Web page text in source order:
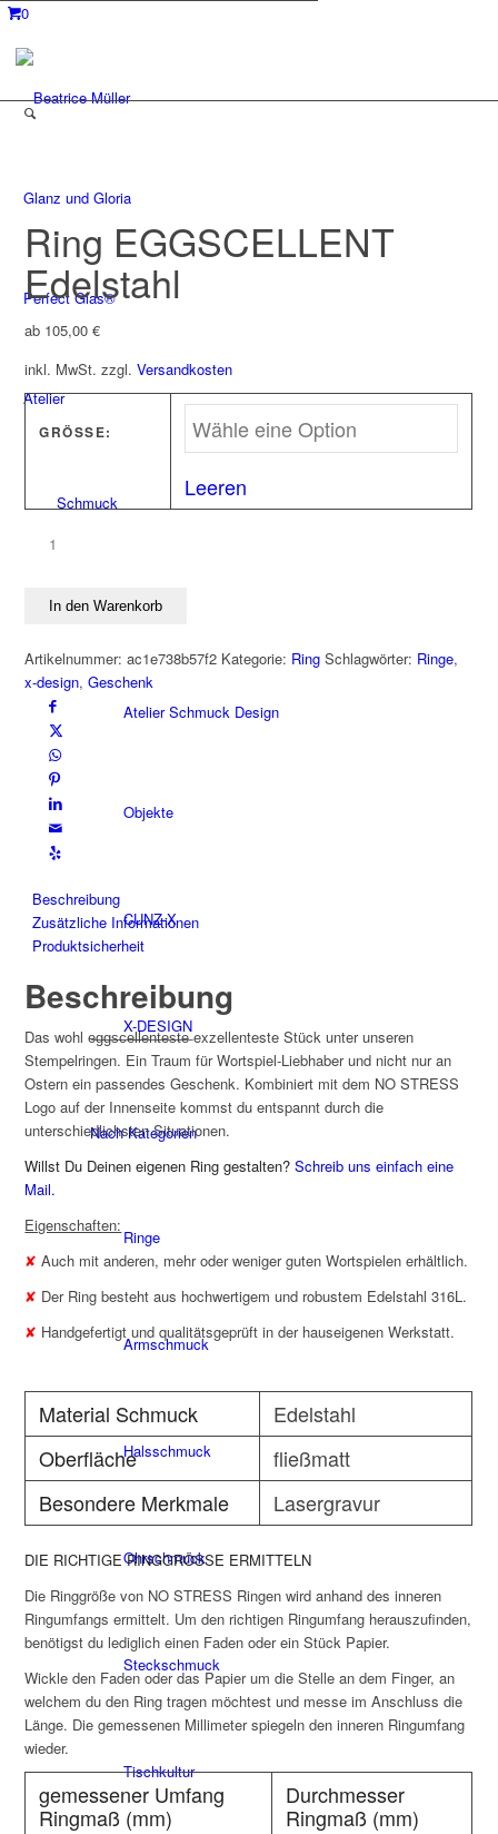
0
Glanz und Gloria
Perfect Glas®
Atelier
Schmuck
Nach Marken
Atelier Schmuck Design
Objekte
CUNZ-X
X-DESIGN
Nach Kategorien
Ringe
Armschmuck
Halsschmuck
Ohrschmuck
Steckschmuck
Tischkultur
Ring EGGSCELLENT
Edelstahl
ab 105,00€
inkl. MwSt.zzgl.Versandkosten
GRÖSSE:
Leeren
Ring
MengeIn den Warenkorb
Artikelnummer:ac1e738b57f2 Kategorie: Ring Schlagwörter: Ringe,
x-design,Geschenk
Beschreibung
Zusätzliche Informationen
Produktsicherheit
Beschreibung
Das wohl e̶g̶g̶s̶c̶e̶l̶l̶e̶n̶t̶e̶s̶t̶e̶ exzellenteste Stück unter unseren
Stempelringen. Ein Traum für Wortspiel-Liebhaber und nicht nur an
Ostern ein passendes Geschenk. Kombiniert mit dem NO STRESS
Logo auf der Innenseite kommst du entspannt durch die
unterschiedlichsten Situationen.
Willst Du Deinen eigenen Ring gestalten?Schreib uns einfach eine
Mail.
Eigenschaften:
✘ Auch mit anderen, mehr oder weniger guten Wortspielen erhältlich.
✘ Der Ring besteht aus hochwertigem und robustem Edelstahl 316L.
✘ Handgefertigt und qualitätsgeprüft in der hauseigenen Werkstatt.
Material Schmuck
Edelstahl
Oberfläche
fließmatt
Besondere Merkmale
Lasergravur
DIE RICHTIGE RINGGRÖSSE ERMITTELN
Die Ringgröße von NO STRESS Ringen wird anhand des inneren
Ringumfangs ermittelt. Um den richtigen Ringumfang herauszufinden,
benötigst du lediglich einen Faden oder ein Stück Papier.
Wickle den Faden oder das Papier um die Stelle an dem Finger, an
welchem du den Ring tragen möchtest und messe im Anschluss die
Länge. Die gemessenen Millimeter spiegeln den inneren Ringumfang
wieder.
gemessener Umfang
Ringmaß (mm)
Durchmesser
Ringmaß (mm)